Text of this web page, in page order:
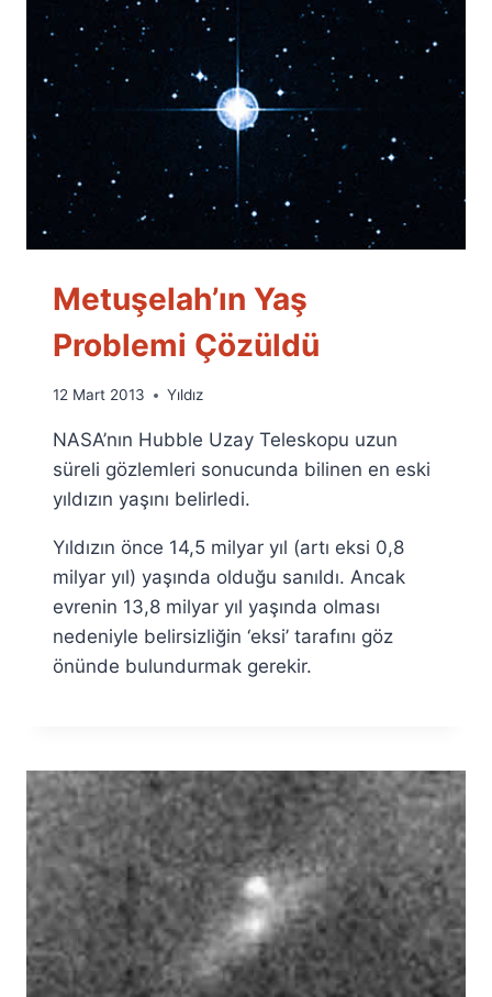
Metuşelah’ın Yaş
Problemi Çözüldü
By
Fuat
Özyar
12 Mart 2013 Yıldız
NASA’nın Hubble Uzay Teleskopu uzun
süreli gözlemleri sonucunda bilinen en eski
yıldızın yaşını belirledi.
Yıldızın önce 14,5 milyar yıl (artı eksi 0,8
milyar yıl) yaşında olduğu sanıldı. Ancak
evrenin 13,8 milyar yıl yaşında olması
nedeniyle belirsizliğin ‘eksi’ tarafını göz
önünde bulundurmak gerekir.